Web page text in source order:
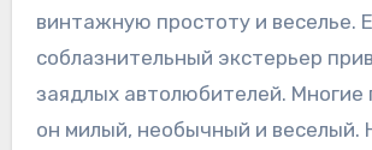
винтажную простоту и веселье.
соблазнительный экстерьер
заядлых автолюбителей. Многие
он милый, необычный и веселый.